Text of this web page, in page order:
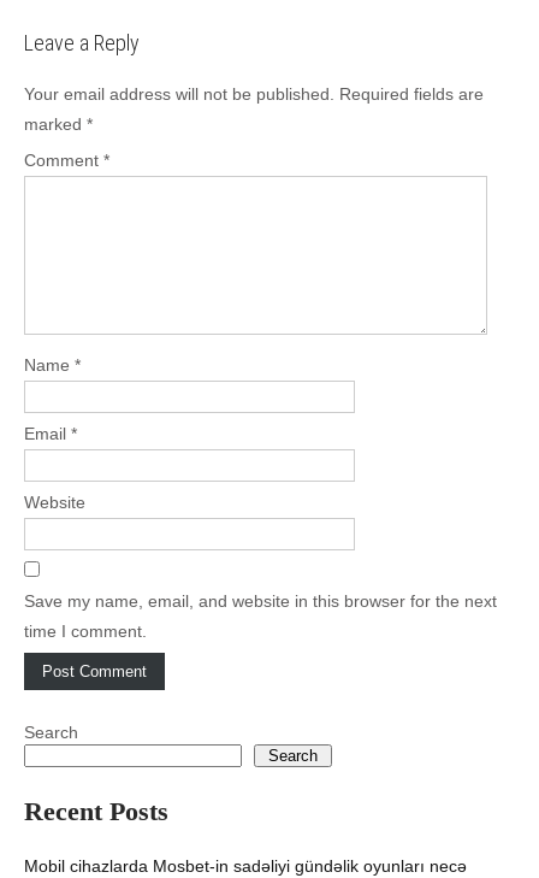
Leave a Reply
Your email address will not be published. Required fields are
marked *
Comment *
Name *
Email *
Website
Save my name, email, and website in this browser for the next
time I comment.
Search
Search
Recent Posts
Mobil cihazlarda Mosbet-in sadəliyi gündəlik oyunları necə